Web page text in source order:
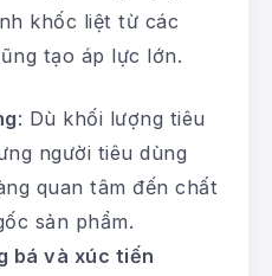
khốc liệt từ các
tạo áp lực lớn.
: Dù khối lượng tiêu
người tiêu dùng
quan tâm đến chất
sản phẩm.
bá và xúc tiến